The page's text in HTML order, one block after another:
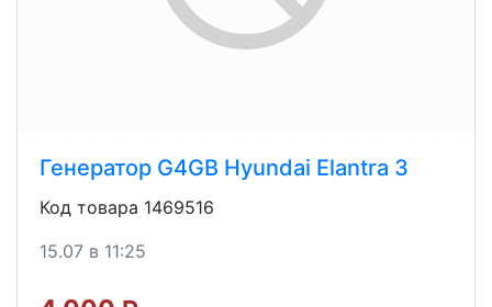
Генератор G4GB Hyundai Elantra 3
Код товара 1469516
15.07 в 11:25